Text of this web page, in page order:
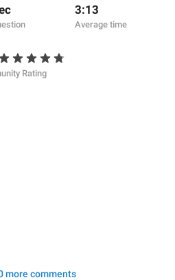
3:13
Average time
Rating
more comments